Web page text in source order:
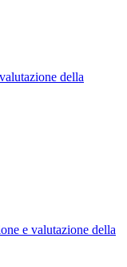
della
e valutazione della